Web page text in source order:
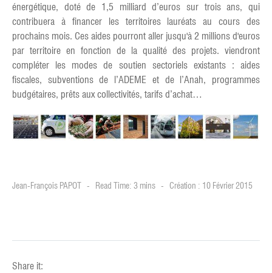
énergétique, doté de 1,5 milliard d’euros sur trois ans, qui
contribuera à financer les territoires lauréats au cours des
prochains mois. Ces aides pourront aller jusqu'à 2 millions d'euros
par territoire en fonction de la qualité des projets. viendront
compléter les modes de soutien sectoriels existants : aides
fiscales, subventions de l’ADEME et de l’Anah, programmes
budgétaires, prêts aux collectivités, tarifs d’achat…
Jean-François PAPOT Read Time: 3 mins Création : 10 Février 2015
Share it: